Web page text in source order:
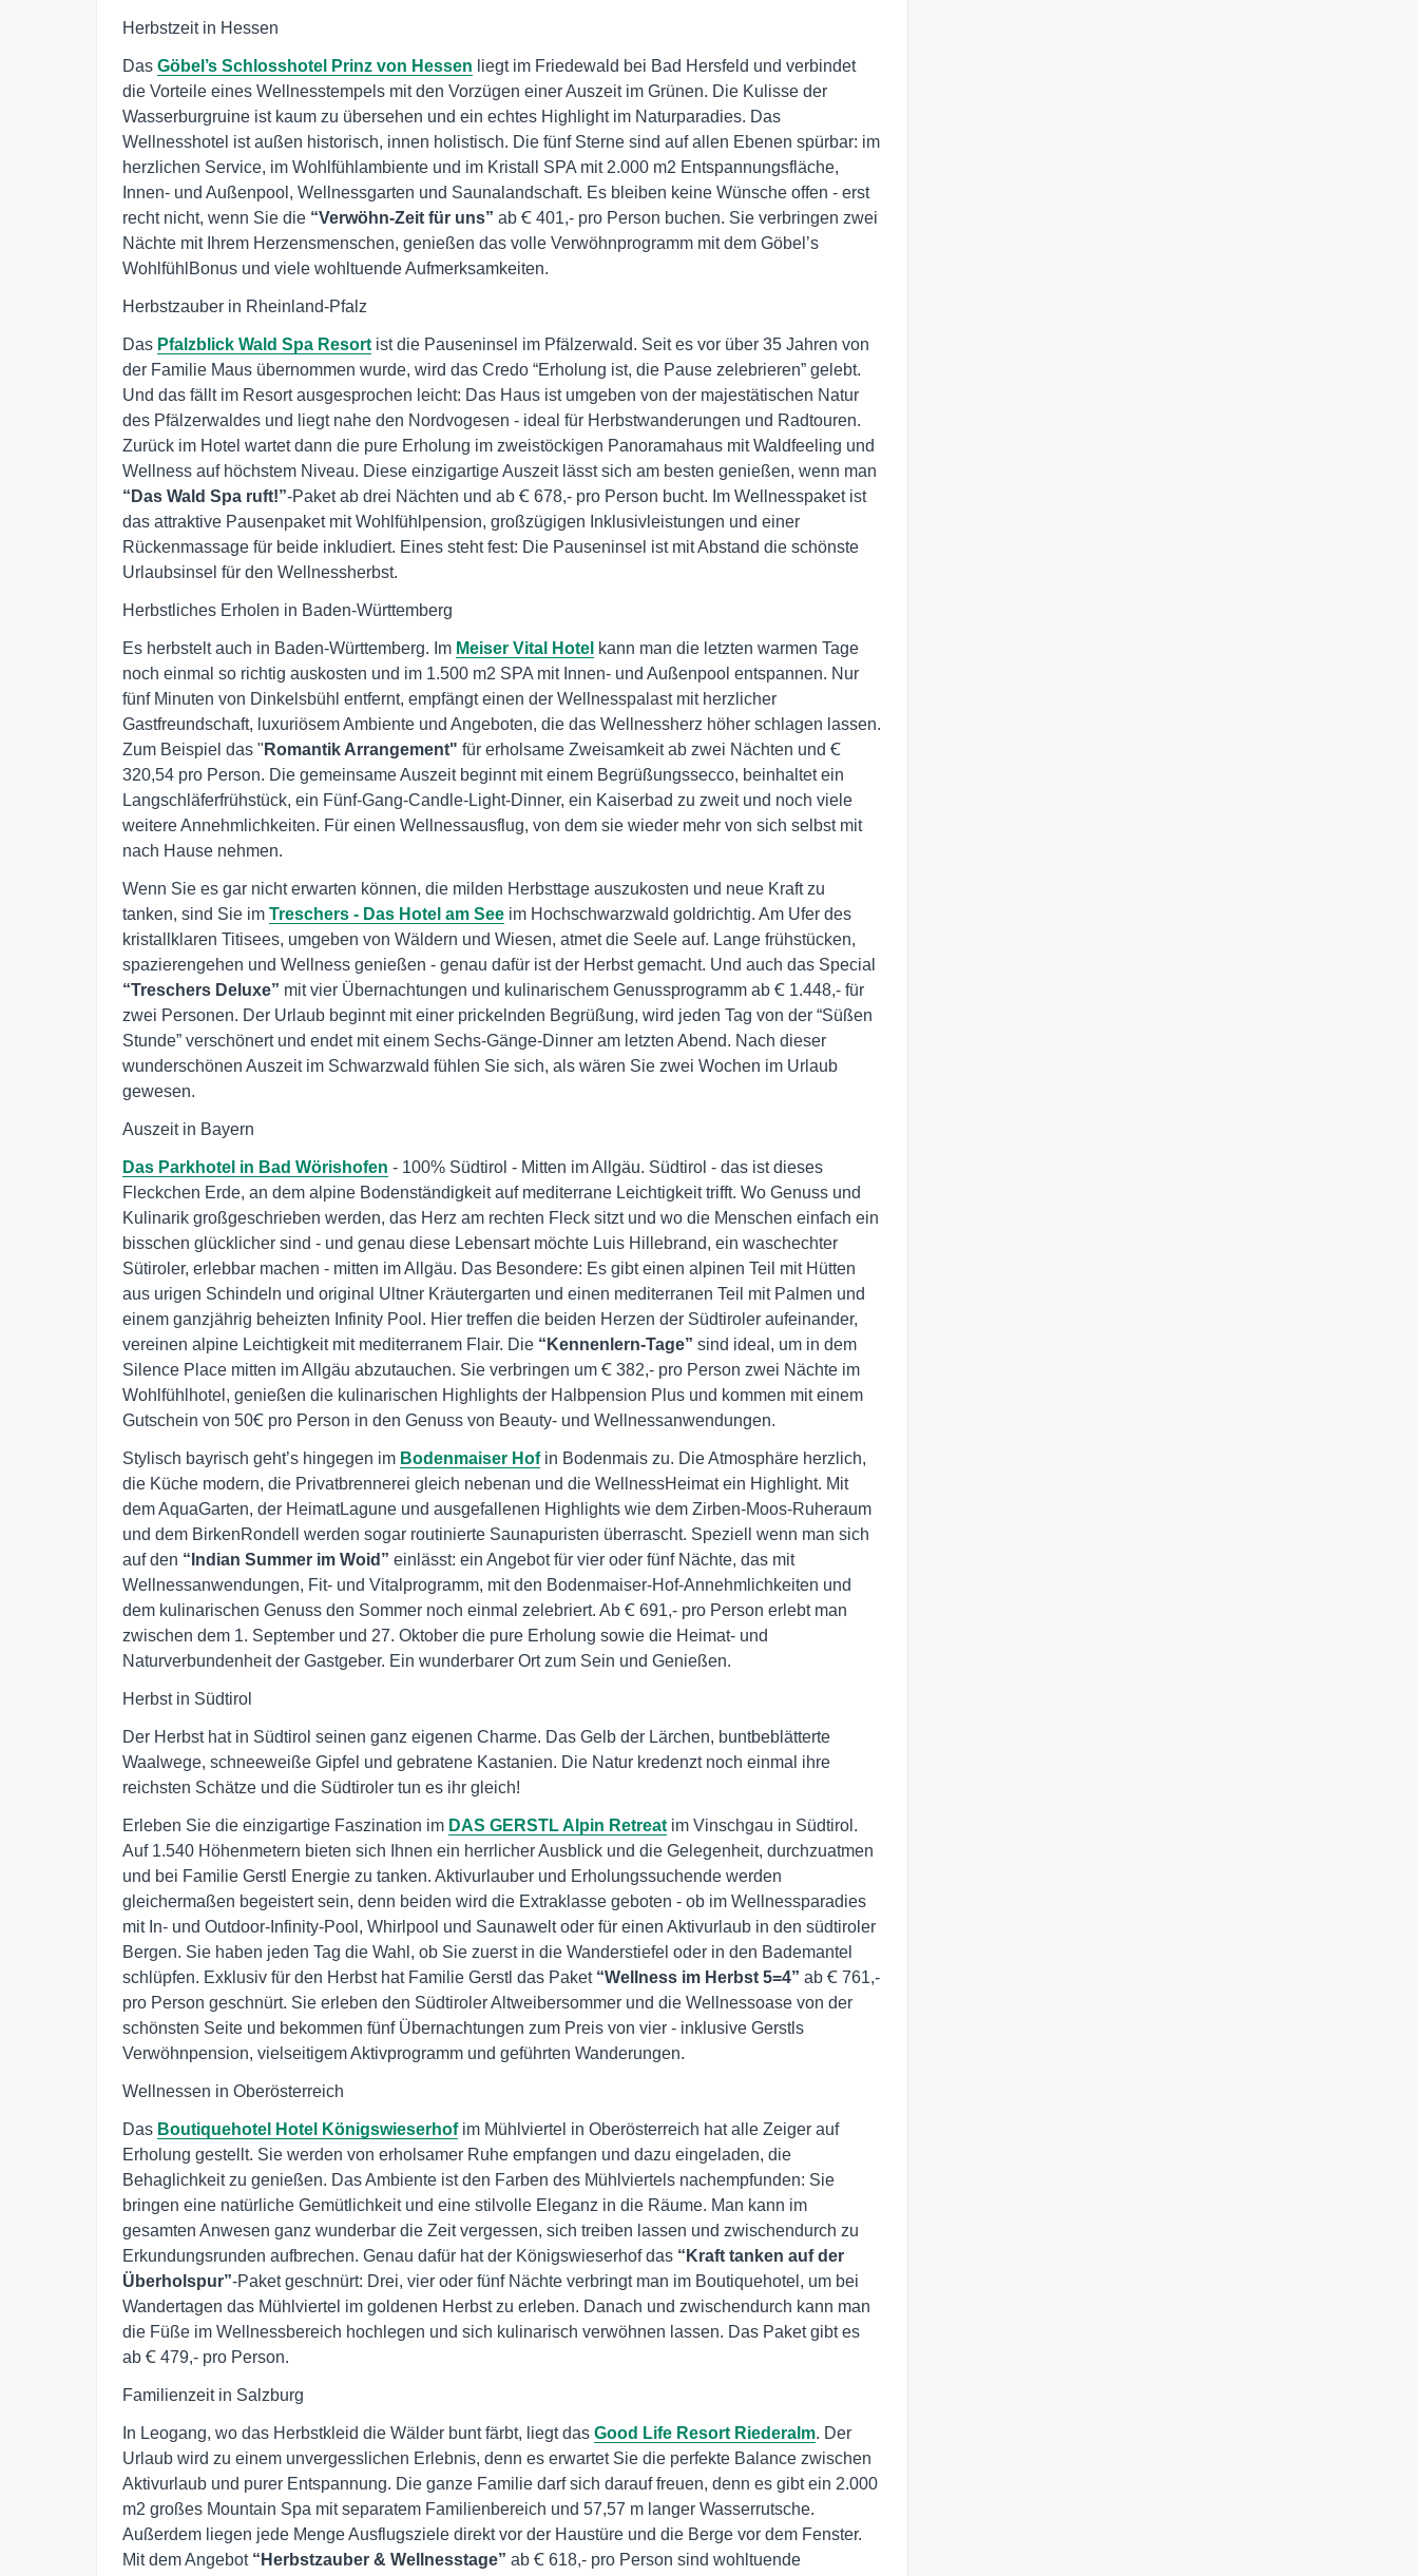
Herbstzeit in Hessen
Das Göbel’s Schlosshotel Prinz von Hessen liegt im Friedewald bei Bad Hersfeld und verbindet
die Vorteile eines Wellnesstempels mit den Vorzügen einer Auszeit im Grünen. Die Kulisse der
Wasserburgruine ist kaum zu übersehen und ein echtes Highlight im Naturparadies. Das
Wellnesshotel ist außen historisch, innen holistisch. Die fünf Sterne sind auf allen Ebenen spürbar: im
herzlichen Service, im Wohlfühlambiente und im Kristall SPA mit 2.000 m2 Entspannungsfläche,
Innen- und Außenpool, Wellnessgarten und Saunalandschaft. Es bleiben keine Wünsche offen - erst
recht nicht, wenn Sie die “Verwöhn-Zeit für uns” ab Ꞓ 401,- pro Person buchen. Sie verbringen zwei
Nächte mit Ihrem Herzensmenschen, genießen das volle Verwöhnprogramm mit dem Göbel’s
WohlfühlBonus und viele wohltuende Aufmerksamkeiten.
Herbstzauber in Rheinland-Pfalz
Das Pfalzblick Wald Spa Resort ist die Pauseninsel im Pfälzerwald. Seit es vor über 35 Jahren von
der Familie Maus übernommen wurde, wird das Credo “Erholung ist, die Pause zelebrieren” gelebt.
Und das fällt im Resort ausgesprochen leicht: Das Haus ist umgeben von der majestätischen Natur
des Pfälzerwaldes und liegt nahe den Nordvogesen - ideal für Herbstwanderungen und Radtouren.
Zurück im Hotel wartet dann die pure Erholung im zweistöckigen Panoramahaus mit Waldfeeling und
Wellness auf höchstem Niveau. Diese einzigartige Auszeit lässt sich am besten genießen, wenn man
“Das Wald Spa ruft!”-Paket ab drei Nächten und ab Ꞓ 678,- pro Person bucht. Im Wellnesspaket ist
das attraktive Pausenpaket mit Wohlfühlpension, großzügigen Inklusivleistungen und einer
Rückenmassage für beide inkludiert. Eines steht fest: Die Pauseninsel ist mit Abstand die schönste
Urlaubsinsel für den Wellnessherbst.
Herbstliches Erholen in Baden-Württemberg
Es herbstelt auch in Baden-Württemberg. Im Meiser Vital Hotel kann man die letzten warmen Tage
noch einmal so richtig auskosten und im 1.500 m2 SPA mit Innen- und Außenpool entspannen. Nur
fünf Minuten von Dinkelsbühl entfernt, empfängt einen der Wellnesspalast mit herzlicher
Gastfreundschaft, luxuriösem Ambiente und Angeboten, die das Wellnessherz höher schlagen lassen.
Zum Beispiel das " Romantik Arrangement" für erholsame Zweisamkeit ab zwei Nächten und Ꞓ
320,54 pro Person. Die gemeinsame Auszeit beginnt mit einem Begrüßungssecco, beinhaltet ein
Langschläferfrühstück, ein Fünf-Gang-Candle-Light-Dinner, ein Kaiserbad zu zweit und noch viele
weitere Annehmlichkeiten. Für einen Wellnessausflug, von dem sie wieder mehr von sich selbst mit
nach Hause nehmen.
Wenn Sie es gar nicht erwarten können, die milden Herbsttage auszukosten und neue Kraft zu
tanken, sind Sie im Treschers - Das Hotel am See im Hochschwarzwald goldrichtig. Am Ufer des
kristallklaren Titisees, umgeben von Wäldern und Wiesen, atmet die Seele auf. Lange frühstücken,
spazierengehen und Wellness genießen - genau dafür ist der Herbst gemacht. Und auch das Special
“Treschers Deluxe” mit vier Übernachtungen und kulinarischem Genussprogramm ab Ꞓ 1.448,- für
zwei Personen. Der Urlaub beginnt mit einer prickelnden Begrüßung, wird jeden Tag von der “Süßen
Stunde” verschönert und endet mit einem Sechs-Gänge-Dinner am letzten Abend. Nach dieser
wunderschönen Auszeit im Schwarzwald fühlen Sie sich, als wären Sie zwei Wochen im Urlaub
gewesen.
Auszeit in Bayern
Das Parkhotel in Bad Wörishofen - 100% Südtirol - Mitten im Allgäu. Südtirol - das ist dieses
Fleckchen Erde, an dem alpine Bodenständigkeit auf mediterrane Leichtigkeit trifft. Wo Genuss und
Kulinarik großgeschrieben werden, das Herz am rechten Fleck sitzt und wo die Menschen einfach ein
bisschen glücklicher sind - und genau diese Lebensart möchte Luis Hillebrand, ein waschechter
Sütiroler, erlebbar machen - mitten im Allgäu. Das Besondere: Es gibt einen alpinen Teil mit Hütten
aus urigen Schindeln und original Ultner Kräutergarten und einen mediterranen Teil mit Palmen und
einem ganzjährig beheizten Infinity Pool. Hier treffen die beiden Herzen der Südtiroler aufeinander,
vereinen alpine Leichtigkeit mit mediterranem Flair. Die “Kennenlern-Tage” sind ideal, um in dem
Silence Place mitten im Allgäu abzutauchen. Sie verbringen um Ꞓ 382,- pro Person zwei Nächte im
Wohlfühlhotel, genießen die kulinarischen Highlights der Halbpension Plus und kommen mit einem
Gutschein von 50Ꞓ pro Person in den Genuss von Beauty- und Wellnessanwendungen.
Stylisch bayrisch geht’s hingegen im Bodenmaiser Hofin Bodenmais zu. Die Atmosphäre herzlich,
die Küche modern, die Privatbrennerei gleich nebenan und die WellnessHeimat ein Highlight. Mit
dem AquaGarten, der HeimatLagune und ausgefallenen Highlights wie dem Zirben-Moos-Ruheraum
und dem BirkenRondell werden sogar routinierte Saunapuristen überrascht. Speziell wenn man sich
auf den “Indian Summer im Woid” einlässt: ein Angebot für vier oder fünf Nächte, das mit
Wellnessanwendungen, Fit- und Vitalprogramm, mit den Bodenmaiser-Hof-Annehmlichkeiten und
dem kulinarischen Genuss den Sommer noch einmal zelebriert. Ab Ꞓ 691,- pro Person erlebt man
zwischen dem 1. September und 27. Oktober die pure Erholung sowie die Heimat- und
Naturverbundenheit der Gastgeber. Ein wunderbarer Ort zum Sein und Genießen.
Herbst in Südtirol
Der Herbst hat in Südtirol seinen ganz eigenen Charme. Das Gelb der Lärchen, buntbeblätterte
Waalwege, schneeweiße Gipfel und gebratene Kastanien. Die Natur kredenzt noch einmal ihre
reichsten Schätze und die Südtiroler tun es ihr gleich!
Erleben Sie die einzigartige Faszination im DAS GERSTL Alpin Retreat im Vinschgau in Südtirol.
Auf 1.540 Höhenmetern bieten sich Ihnen ein herrlicher Ausblick und die Gelegenheit, durchzuatmen
und bei Familie Gerstl Energie zu tanken. Aktivurlauber und Erholungssuchende werden
gleichermaßen begeistert sein, denn beiden wird die Extraklasse geboten - ob im Wellnessparadies
mit In- und Outdoor-Infinity-Pool, Whirlpool und Saunawelt oder für einen Aktivurlaub in den südtiroler
Bergen. Sie haben jeden Tag die Wahl, ob Sie zuerst in die Wanderstiefel oder in den Bademantel
schlüpfen. Exklusiv für den Herbst hat Familie Gerstl das Paket “Wellness im Herbst 5=4” ab Ꞓ 761,-
pro Person geschnürt. Sie erleben den Südtiroler Altweibersommer und die Wellnessoase von der
schönsten Seite und bekommen fünf Übernachtungen zum Preis von vier - inklusive Gerstls
Verwöhnpension, vielseitigem Aktivprogramm und geführten Wanderungen.
Wellnessen in Oberösterreich
Das Boutiquehotel Hotel Königswieserhofim Mühlviertel in Oberösterreich hat alle Zeiger auf
Erholung gestellt. Sie werden von erholsamer Ruhe empfangen und dazu eingeladen, die
Behaglichkeit zu genießen. Das Ambiente ist den Farben des Mühlviertels nachempfunden: Sie
bringen eine natürliche Gemütlichkeit und eine stilvolle Eleganz in die Räume. Man kann im
gesamten Anwesen ganz wunderbar die Zeit vergessen, sich treiben lassen und zwischendurch zu
Erkundungsrunden aufbrechen. Genau dafür hat der Königswieserhof das “Kraft tanken auf der
Überholspur”-Paket geschnürt: Drei, vier oder fünf Nächte verbringt man im Boutiquehotel, um bei
Wandertagen das Mühlviertel im goldenen Herbst zu erleben. Danach und zwischendurch kann man
die Füße im Wellnessbereich hochlegen und sich kulinarisch verwöhnen lassen. Das Paket gibt es
ab Ꞓ 479,- pro Person.
Familienzeit in Salzburg
In Leogang, wo das Herbstkleid die Wälder bunt färbt, liegt das Good Life Resort Riederalm. Der
Urlaub wird zu einem unvergesslichen Erlebnis, denn es erwartet Sie die perfekte Balance zwischen
Aktivurlaub und purer Entspannung. Die ganze Familie darf sich darauf freuen, denn es gibt ein 2.000
m2 großes Mountain Spa mit separatem Familienbereich und 57,57 m langer Wasserrutsche.
Außerdem liegen jede Menge Ausflugsziele direkt vor der Haustüre und die Berge vor dem Fenster.
Mit dem Angebot “Herbstzauber & Wellnesstage” ab Ꞓ 618,- pro Person sind wohltuende